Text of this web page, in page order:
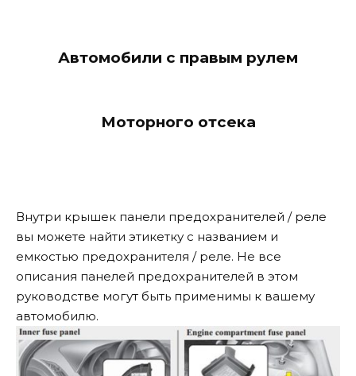
Автомобили с правым рулем
Моторного отсека
Внутри крышек панели предохранителей / реле
вы можете найти этикетку с названием и
емкостью предохранителя / реле. Не все
описания панелей предохранителей в этом
руководстве могут быть применимы к вашему
автомобилю.